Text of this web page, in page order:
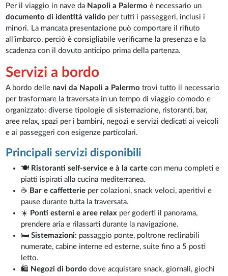
Per il viaggio in nave da Napoli a Palermo è necessario un
documento di identità valido per tutti i passeggeri, inclusi i
minori. La mancata presentazione può comportare il rifiuto
all’imbarco, perciò è consigliabile verificarne la presenza e la
scadenza con il dovuto anticipo prima della partenza.
Servizi a bordo
A bordo delle navi da Napoli a Palermo trovi tutto il necessario
per trasformare la traversata in un tempo di viaggio comodo e
organizzato: diverse tipologie di sistemazione, ristoranti, bar,
aree relax, spazi per i bambini, negozi e servizi dedicati ai veicoli
e ai passeggeri con esigenze particolari.
Principali servizi disponibili
🍽️ Ristoranti self-service e à la carte con menu completi e
piatti ispirati alla cucina mediterranea.
☕ Bar e caffetterie per colazioni, snack veloci, aperitivi e
pause durante tutta la traversata.
☀️ Ponti esterni e aree relax per goderti il panorama,
prendere aria e rilassarti durante la navigazione.
🛏️Sistemazioni: passaggio ponte, poltrone reclinabili
numerate, cabine interne ed esterne, suite fino a 5 posti
letto.
🛍️ Negozi di bordo dove acquistare snack, giornali, giochi